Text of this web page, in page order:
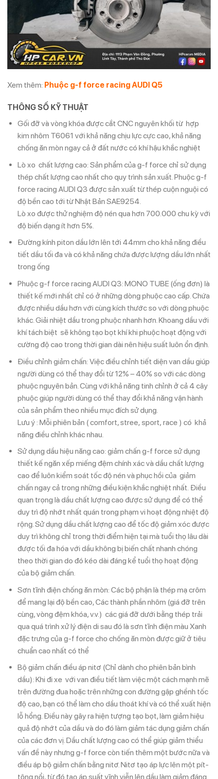
Xem thêm: Phuộc g-f force racing AUDI Q5
THÔNG SỐ KỸ THUẬT
Gối đỡ và vòng khóa được cắt CNC nguyên khối từ hợp
kim nhôm T6061 với khả năng chịu lực cực cao, khả năng
chống ăn mòn ngay cả ở đất nước có khí hậu khắc nghiệt
Lò xo chất lượng cao: Sản phẩm của g-f force chỉ sử dụng
thép chất lượng cao nhất cho quy trình sản xuất. Phuộc g-f
force racing AUDI Q3 được sản xuất từ ​​thép cuộn nguội có
độ bền cao tới từ Nhật Bản SAE9254.
Lò xo được thử nghiệm độ nén qua hơn 700.000 chu kỳ với
độ biến dạng ít hơn 5%.
Đường kính piton dầu lớn lên tới 44mm cho khả năng điều
tiết dầu tối đa và có khả năng chứa được lượng dầu lớn nhất
trong ống
Phuộc g-f force racing AUDI Q3: MONO TUBE (ống đơn) là
thiết kế mới nhất chỉ có ở những dòng phuộc cao cấp. Chứa
được nhiều dầu hơn với cùng kích thước so với dòng phuộc
khác. Giải nhiệt dầu trong phuộc nhanh hơn. Khoang dầu với
khí tách biệt sẽ không tạo bọt khí khi phuộc hoạt động với
cường độ cao trong thời gian dài nên hiệu suất luôn ổn định.
Điều chỉnh giảm chấn: Việc điều chỉnh tiết diện van dầu giúp
người dùng có thể thay đổi từ 12% – 40% so với các dòng
phuộc nguyên bản. Cùng với khả năng tinh chỉnh ở cả 4 cây
phuộc giúp người dùng có thể thay đổi khả năng vận hành
của sản phẩm theo nhiều mục đích sử dụng.
Lưu ý : Mỗi phiên bản ( comfort, stree, sport, race ) có khả
năng điều chỉnh khác nhau.
Sử dụng dầu hiệu năng cao: giảm chấn g-f force sử dụng
thiết kế ngăn xếp miếng đệm chính xác và dầu chất lượng
cao để luôn kiểm soát tốc độ nén và phục hồi của giảm
chấn ngay cả trong những điều kiện khắc nghiệt nhất. Điều
quan trọng là dầu chất lượng cao được sử dụng để có thể
duy trì độ nhớt nhất quán trong phạm vi hoạt động nhiệt độ
rộng. Sử dụng dầu chất lượng cao để tốc độ giảm xóc được
duy trì không chỉ trong thời điểm hiện tại mà tuổi thọ lâu dài
được tối đa hóa với dầu không bị biến chất nhanh chóng
theo thời gian do đó kéo dài đáng kể tuổi thọ hoạt động
của bộ giảm chấn.
Sơn tĩnh điện chống ăn mòn: Các bộ phận là thép mạ crôm
để mang lại độ bền cao, Các thành phần nhôm (giá đỡ trên
cùng, vòng đệm khóa, v.v.) các giá đỡ dưới bằng thép trải
qua quá trình xử lý điện di sau đó là sơn tĩnh điện màu Xanh
đặc trưng của g-f force cho chống ăn mòn được giữ ở tiêu
chuẩn cao nhất có thể
Bộ giảm chấn điều áp nitơ (Chỉ dành cho phiên bản bình
dầu): Khi đi xe với van điều tiết làm việc một cách mạnh mẽ
trên đường đua hoặc trên những con đường gập ghềnh tốc
độ cao, bạn có thể làm cho dầu thoát khí và có thể xuất hiện
lỗ hổng. Điều này gây ra hiện tượng tạo bọt, làm giảm hiệu
quả độ nhớt của dầu và do đó làm giảm tác dụng giảm chấn
của các đơn vị. Dầu chất lượng cao có thể giúp giảm thiểu
vấn đề này nhưng g-f force còn tiến thêm một bước nữa và
điều áp bộ giảm chấn bằng nitơ. Nitơ tạo áp lực lên một pít-
tông nổi, từ đó tạo áp suất vĩnh viễn lên dầu làm giảm đáng